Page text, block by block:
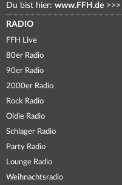
Du bist hier: www.FFH.de >>>
RADIO
FFH Live
80er Radio
90er Radio
2000er Radio
Rock Radio
Oldie Radio
Schlager Radio
Party Radio
Lounge Radio
Weihnachtsradio